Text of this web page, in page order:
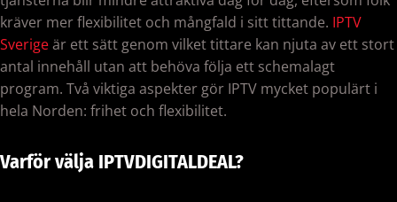
kräver mer flexibilitet och mångfald i sitt tittande. IPTV
Sverigeär ett sätt genom vilket tittare kan njuta av ett stort
antal innehåll utan att behöva följa ett schemalagt
program. Två viktiga aspekter gör IPTV mycket populärt i
hela Norden: frihet och flexibilitet.
Varför välja IPTVDIGITALDEAL?